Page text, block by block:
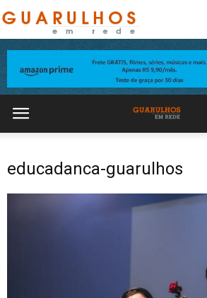
educadanca-guarulhos